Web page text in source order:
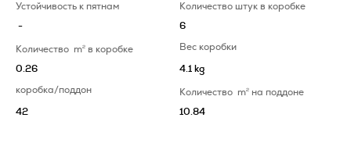
Устойчивость к пятнам
-
Количество штук в коробке
6
Количество m2 в коробке
0.26
Вес коробки
4.1 kg
коробка/поддон
42
Количествоm2 на поддоне
10.84